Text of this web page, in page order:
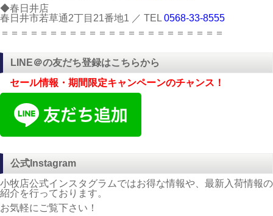
◆春日井店
春日井市若草通2丁目21番地1 ／ TEL0568-33-8555
＝＝＝＝＝＝＝＝＝＝＝＝＝＝＝＝＝＝＝＝＝＝＝
LINE＠の友だち登録はこちらから
セール情報・期間限定キャンペーンのチャンス！
公式Instagram
小牧店公式インスタグラムではお得な情報や、最新入荷情報の
紹介を行っております。
お気軽にご覧下さい！